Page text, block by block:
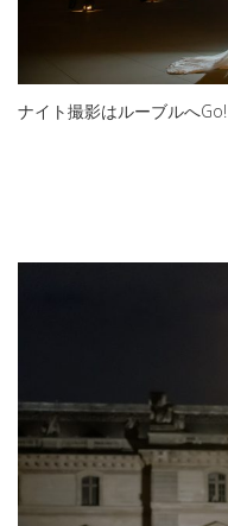
ナイト撮影はルーブルへGo!